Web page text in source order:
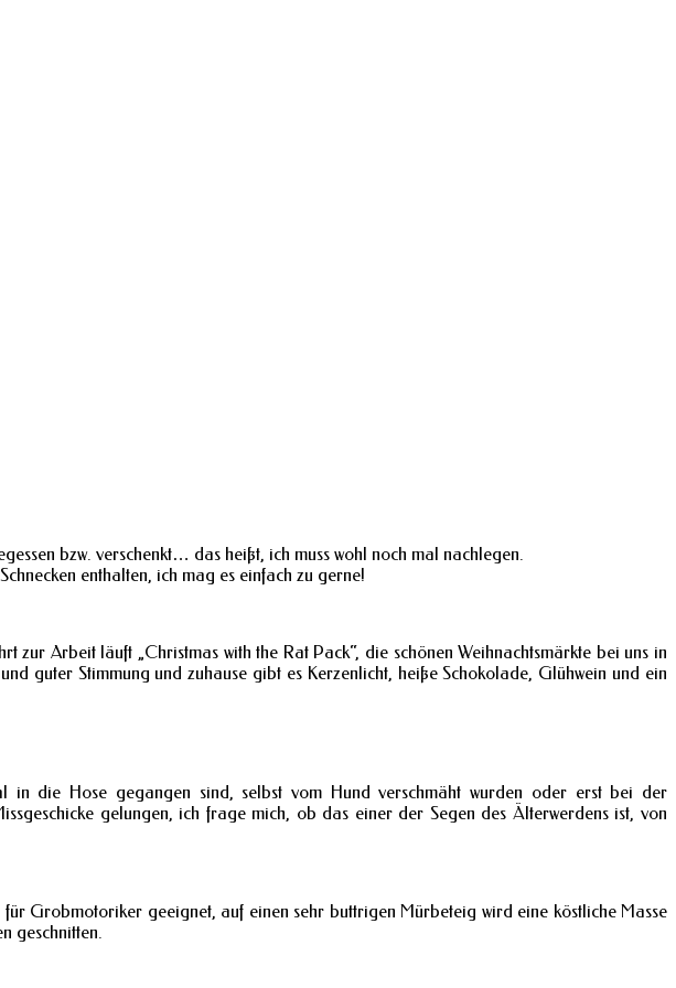
bzw. verschenkt… das heißt, ich muss wohl noch mal nachlegen.
enthalten, ich mag es einfach zu gerne!
Arbeit läuft „Christmas with the Rat Pack“, die schönen Weihnachtsmärkte bei uns in
guter Stimmung und zuhause gibt es Kerzenlicht, heiße Schokolade, Glühwein und ein
die Hose gegangen sind, selbst vom Hund verschmäht wurden oder erst bei der
gelungen, ich frage mich, ob das einer der Segen des Älterwerdens ist, von
Grobmotoriker geeignet, auf einen sehr buttrigen Mürbeteig wird eine köstliche Masse
geschnitten.